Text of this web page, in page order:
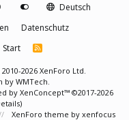
Deutsch
Datenschutz
Start
R
2026 XenForo Ltd.
by WMTech
by XenConcept™ ©2017-2026
)
XenForo theme by xenfocus